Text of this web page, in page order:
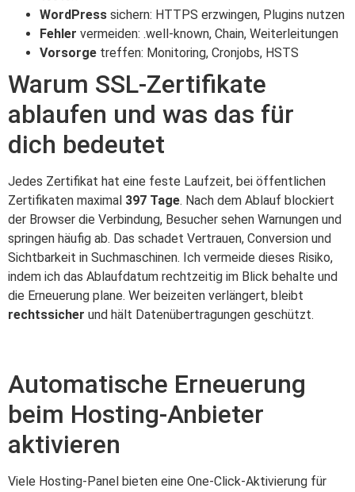
WordPress sichern: HTTPS erzwingen, Plugins nutzen
Fehler vermeiden: .well-known, Chain, Weiterleitungen
Vorsorge treffen: Monitoring, Cronjobs, HSTS
Warum SSL-Zertifikate
ablaufen und was das für
dich bedeutet
Jedes Zertifikat hat eine feste Laufzeit, bei öffentlichen
Zertifikaten maximal 397 Tage. Nach dem Ablauf blockiert
der Browser die Verbindung, Besucher sehen Warnungen und
springen häufig ab. Das schadet Vertrauen, Conversion und
Sichtbarkeit in Suchmaschinen. Ich vermeide dieses Risiko,
indem ich das Ablaufdatum rechtzeitig im Blick behalte und
die Erneuerung plane. Wer beizeiten verlängert, bleibt
rechtssicher und hält Datenübertragungen geschützt.
Automatische Erneuerung
beim Hosting-Anbieter
aktivieren
Viele Hosting-Panel bieten eine One-Click-Aktivierung für